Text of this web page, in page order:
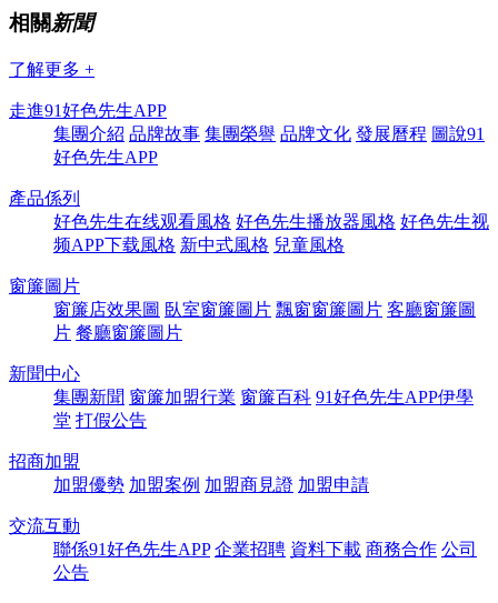
相關新聞
了解更多 +
走進91好色先生APP
集團介紹 品牌故事 集團榮譽 品牌文化 發展曆程 圖說91
好色先生APP
產品係列
好色先生在线观看風格 好色先生播放器風格 好色先生视
频APP下载風格 新中式風格 兒童風格
窗簾圖片
窗簾店效果圖 臥室窗簾圖片 飄窗窗簾圖片 客廳窗簾圖
片 餐廳窗簾圖片
新聞中心
集團新聞 窗簾加盟行業 窗簾百科 91好色先生APP伊學
堂 打假公告
招商加盟
加盟優勢 加盟案例 加盟商見證 加盟申請
交流互動
聯係91好色先生APP 企業招聘 資料下載 商務合作 公司
公告